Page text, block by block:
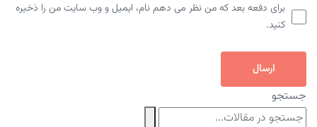
برای دفعه بعد که من نظر می دهم نام، ایمیل و وب سایت من را ذخیره
کنید.
ارسال
جستجو